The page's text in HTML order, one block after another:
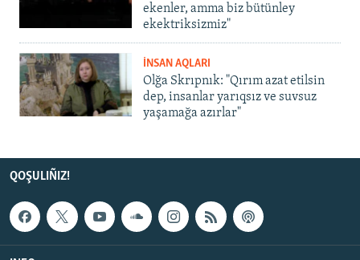
ekenler, amma biz bütünley
ekektriksizmiz"
İNSAN AQLARI
Olğa Skrıpnık: "Qırım azat etilsin
dep, insanlar yarıqsız ve suvsuz
yaşamağa azırlar"
QOŞULIÑIZ!